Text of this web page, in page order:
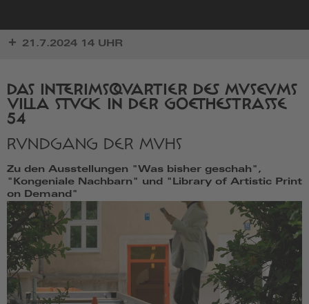
Startseite
DAS INTERIMSQUARTIER DES MUSEUMS
VILLA STUCK IN DER GOETHESTRASSE 5
4
RUNDGANG DER MVHS
Zu den Ausstellungen "Was bisher geschah",
"Kongeniale Nachbarn" und "Library of Artistic Print
on Demand"
21.7.2024 14 UHR